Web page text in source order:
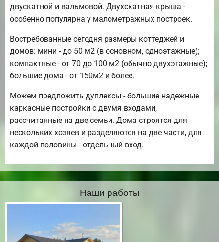
двускатной и вальмовой. Двухскатная крыша -
особенно популярна у малометражных построек.
Востребованные сегодня размеры коттеджей и
домов: мини - до 50 м2 (в основном, одноэтажные);
компактные - от 70 до 100 м2 (обычно двухэтажные);
большие дома - от 150м2 и более.
Можем предложить дуплексы - большие надежные
каркасные постройки с двумя входами,
рассчитанные на две семьи. Дома строятся для
нескольких хозяев и разделяются на две части, для
каждой половины - отдельный вход.
Наши работы